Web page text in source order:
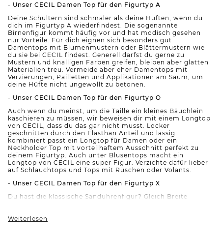
- Unser CECIL Damen Top für den Figurtyp A
Deine Schultern sind schmäler als deine Hüften, wenn du
dich im Figurtyp A wiederfindest. Die sogenannte
Birnenfigur kommt häufig vor und hat modisch gesehen
nur Vorteile. Für dich eignen sich besonders gut
Damentops mit Blumenmustern oder Blättermustern wie
du sie bei CECIL findest. Generell darfst du gerne zu
Mustern und knalligen Farben greifen, bleiben aber glatten
Materialien treu. Vermeide aber eher Damentops mit
Verzierungen, Pailletten und Applikationen am Saum, um
deine Hüfte nicht ungewollt zu betonen.
- Unser CECIL Damen Top für den Figurtyp O
Auch wenn du meinst, um die Taille ein kleines Bäuchlein
kaschieren zu müssen, wir beweisen dir mit einem Longtop
von CECIL, dass du das gar nicht musst. Locker
geschnitten durch den Elasthan Anteil und lässig
kombiniert passt ein Longtop für Damen oder ein
Neckholder Top mit vorteilhaftem Ausschnitt perfekt zu
deinem Figurtyp. Auch unter Blusentops macht ein
Longtop von CECIL eine super Figur. Verzichte dafür lieber
auf Schlauchtops und Tops mit Rüschen oder Volants.
- Unser CECIL Damen Top für den Figurtyp X
Du hast die klassische Sanduhrenfigur? Gleich Breite
Tops tragen, ohne auf Besonderheiten achten zu müssen.
Weiterlesen